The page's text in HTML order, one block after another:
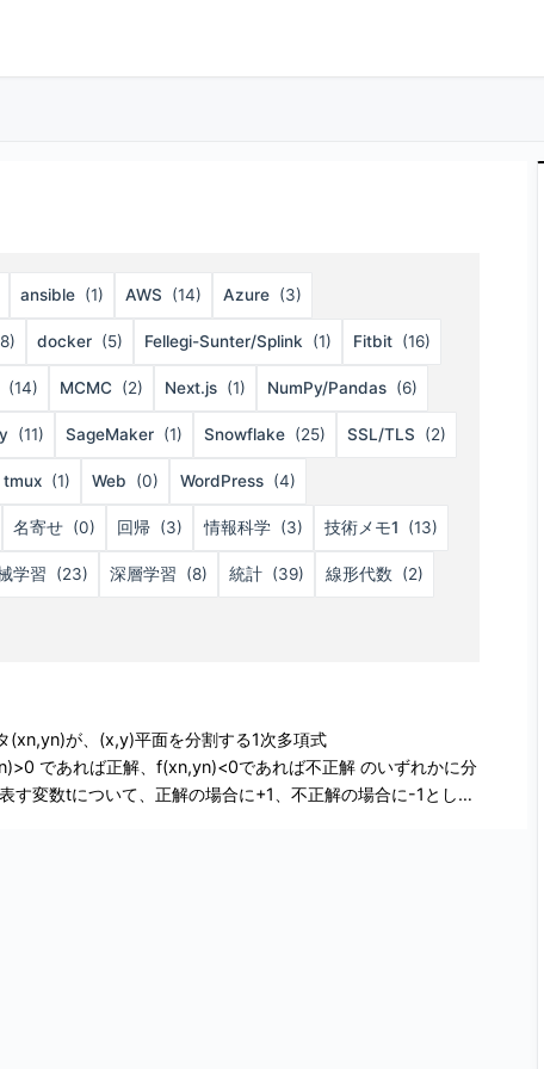
ansible (1) AWS (14) Azure (3)
docker (5) Fellegi-Sunter/Splink (1) Fitbit (16)
(14) MCMC (2) Next.js (1) NumPy/Pandas (6)
(11) SageMaker (1) Snowflake (25) SSL/TLS (2)
tmux (1) Web (0) WordPress (4)
名寄せ (0) 回帰 (3) 情報科学 (3) 技術メモ1 (13)
学習 (23) 深層学習 (8) 統計 (39) 線形代数 (2)
が、(x,y)平面を分割する1次多項式
であれば正解、f(xn,yn)<0であれば不正解 のいずれかに分
す変数tについて、正解の場合に+1、不正解の場合に-1とした